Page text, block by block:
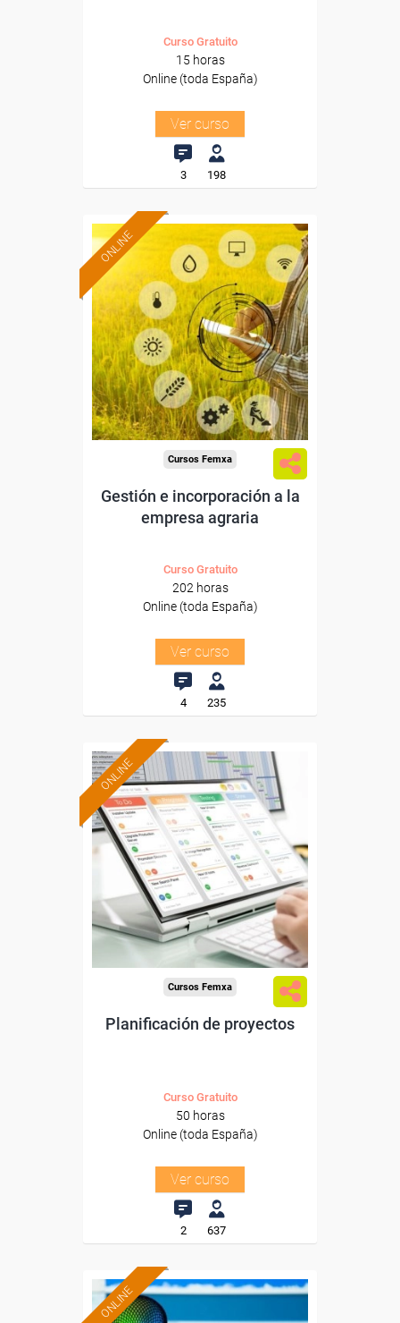
Curso Gratuito
15 horas
Online (toda España)
Ver curso
3 198
ONLINE
Formación 100%
subvencionada.
Para desempleados,
trabajadores y autónomos.
Sector
-Agricultura y Ganadería.
Cursos Femxa
Gestión e incorporación a la
empresa agraria
Curso Gratuito
202 horas
Online (toda España)
Ver curso
4 235
ONLINE
Formación 100%
subvencionada.
Para desempleados,
trabajadores y autónomos.
Sector
-Administración.
Cursos Femxa
Planificación de proyectos
Curso Gratuito
50 horas
Online (toda España)
Ver curso
2 637
ONLINE